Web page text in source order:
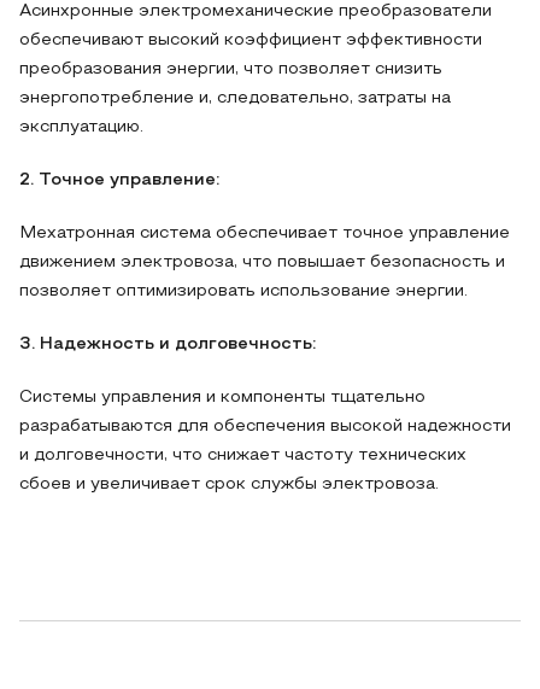
Асинхронные электромеханические преобразователи
обеспечивают высокий коэффициент эффективности
преобразования энергии, что позволяет снизить
энергопотребление и, следовательно, затраты на
эксплуатацию.
2. Точное управление:
Мехатронная система обеспечивает точное управление
движением электровоза, что повышает безопасность и
позволяет оптимизировать использование энергии.
3. Надежность и долговечность:
Системы управления и компоненты тщательно
разрабатываются для обеспечения высокой надежности
и долговечности, что снижает частоту технических
сбоев и увеличивает срок службы электровоза.